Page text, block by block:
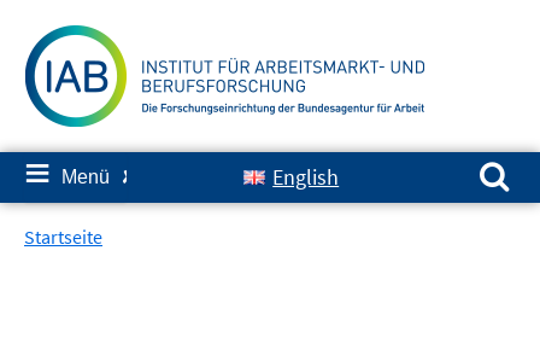
zum
Inhalt
≡ Menü ✘ English
Suchen nach:
Startseite